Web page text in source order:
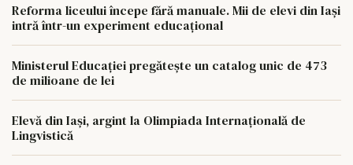
Reforma liceului începe fără manuale. Mii de elevi din Iași
intră într-un experiment educațional
Ministerul Educației pregătește un catalog unic de 473
de milioane de lei
Elevă din Iași, argint la Olimpiada Internațională de
Lingvistică